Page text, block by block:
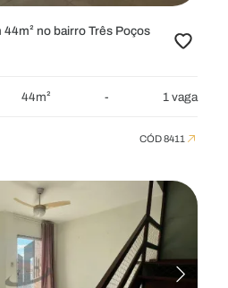
no bairro Três Poços
44m² - 1 vaga
CÓD 8411